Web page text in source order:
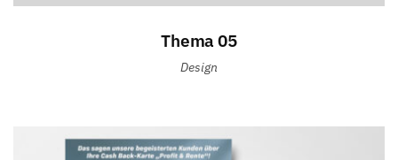
Thema 05
Design